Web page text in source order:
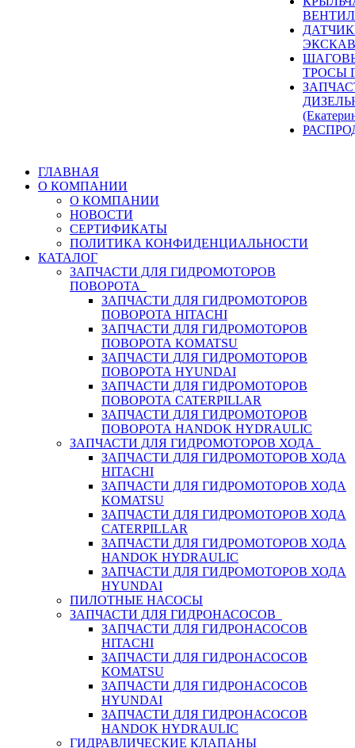
ТРОСЫ
ГЛАВНАЯ
О КОМПАНИИ
О КОМПАНИИ
НОВОСТИ
СЕРТИФИКАТЫ
ПОЛИТИКА КОНФИДЕНЦИАЛЬНОСТИ
КАТАЛОГ
ЗАПЧАСТИ ДЛЯ ГИДРОМОТОРОВ
ПОВОРОТА
ЗАПЧАСТИ ДЛЯ ГИДРОМОТОРОВ
ПОВОРОТА HITACHI
ЗАПЧАСТИ ДЛЯ ГИДРОМОТОРОВ
ПОВОРОТА KOMATSU
ЗАПЧАСТИ ДЛЯ ГИДРОМОТОРОВ
ПОВОРОТА HYUNDAI
ЗАПЧАСТИ ДЛЯ ГИДРОМОТОРОВ
ПОВОРОТА CATERPILLAR
ЗАПЧАСТИ ДЛЯ ГИДРОМОТОРОВ
ПОВОРОТА HANDOK HYDRAULIC
ЗАПЧАСТИ ДЛЯ ГИДРОМОТОРОВ ХОДА
ЗАПЧАСТИ ДЛЯ ГИДРОМОТОРОВ ХОДА
HITACHI
ЗАПЧАСТИ ДЛЯ ГИДРОМОТОРОВ ХОДА
KOMATSU
ЗАПЧАСТИ ДЛЯ ГИДРОМОТОРОВ ХОДА
CATERPILLAR
ЗАПЧАСТИ ДЛЯ ГИДРОМОТОРОВ ХОДА
HANDOK HYDRAULIC
ЗАПЧАСТИ ДЛЯ ГИДРОМОТОРОВ ХОДА
HYUNDAI
ПИЛОТНЫЕ НАСОСЫ
ЗАПЧАСТИ ДЛЯ ГИДРОНАСОСОВ
ЗАПЧАСТИ ДЛЯ ГИДРОНАСОСОВ
HITACHI
ЗАПЧАСТИ ДЛЯ ГИДРОНАСОСОВ
KOMATSU
ЗАПЧАСТИ ДЛЯ ГИДРОНАСОСОВ
HYUNDAI
ЗАПЧАСТИ ДЛЯ ГИДРОНАСОСОВ
HANDOK HYDRAULIC
ГИДРАВЛИЧЕСКИЕ КЛАПАНЫ